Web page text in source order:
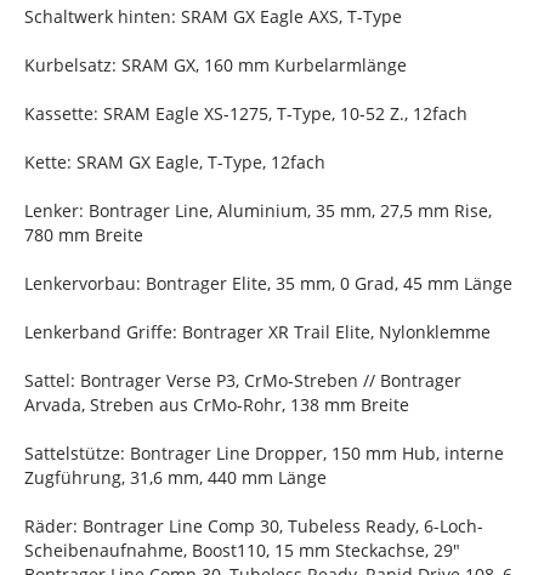
Schaltwerk hinten: SRAM GX Eagle AXS, T-Type
Kurbelsatz: SRAM GX, 160 mm Kurbelarmlänge
Kassette: SRAM Eagle XS-1275, T-Type, 10-52 Z., 12fach
Kette: SRAM GX Eagle, T-Type, 12fach
Lenker: Bontrager Line, Aluminium, 35 mm, 27,5 mm Rise,
780 mm Breite
Lenkervorbau: Bontrager Elite, 35 mm, 0 Grad, 45 mm Länge
Lenkerband Griffe: Bontrager XR Trail Elite, Nylonklemme
Sattel: Bontrager Verse P3, CrMo-Streben // Bontrager
Arvada, Streben aus CrMo-Rohr, 138 mm Breite
Sattelstütze: Bontrager Line Dropper, 150 mm Hub, interne
Zugführung, 31,6 mm, 440 mm Länge
Räder: Bontrager Line Comp 30, Tubeless Ready, 6-Loch-
Scheibenaufnahme, Boost110, 15 mm Steckachse, 29"